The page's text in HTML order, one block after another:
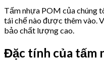
Tấm nhựa POM của chúng
tái chế nào được thêm vào.
bảo chất lượng cao.
Đặc tính của tấm